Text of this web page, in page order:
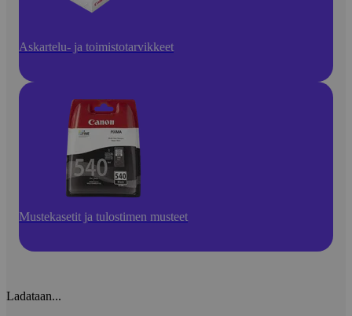
Askartelu- ja toimistotarvikkeet
Mustekasetit ja tulostimen musteet
Ladataan...